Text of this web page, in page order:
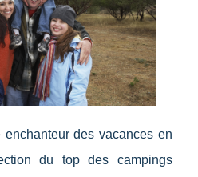
des vacances en
du top des campings